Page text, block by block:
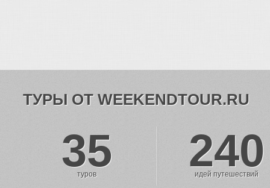
ТУРЫ ОТ WEEKENDTOUR.RU
35
туров 240
идей путешествий